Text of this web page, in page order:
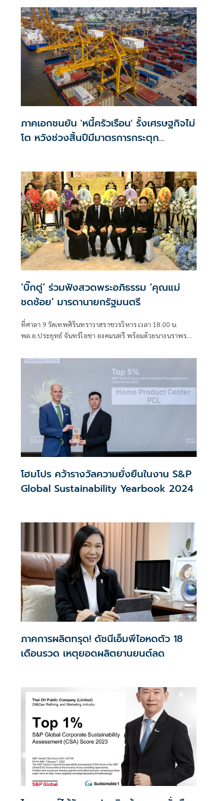
ภาคเอกชนยัน 'หนี้ครัวเรือน' รั้งเศรษฐกิจไม่
โต หวังช่วงสิ้นปีมีมาตรการกระตุก
‘บิ๊กตู่’ ร่วมฟังสวดพระอภิธรรม ‘คุณแม่
ชดช้อย’ มารดานายกรัฐมนตรี
ที่ศาลา 9 วัดเทพศิรินทราวาสราชวรวิหาร เวลา 18.00 น.
พล.อ.ประยุทธ์ จันทร์โอชา องคมนตรี พร้อมด้วยนางนราพร
ชดช้อย
โฮมโปร คว้ารางวัลความยั่งยืนในงาน S&P
Global Sustainability Yearbook 2024
ภาคการผลิตทรุด! ดัชนีเอ็มพีไอหดตัว 18
เดือนรวด เหตุยอดผลิตยานยนต์ลด